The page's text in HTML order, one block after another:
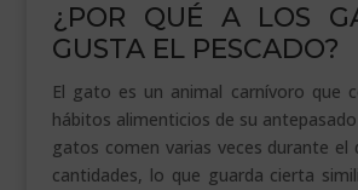
¿POR QUÉ A LOS
GUSTA EL PESCADO?
El gato es un animal carnívoro que
hábitos alimenticios de su
gatos comen varias veces durante el
cantidades, lo que guarda cierta